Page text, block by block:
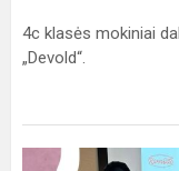
4c klasės mokiniai
„Devold“.
Progimnazijos